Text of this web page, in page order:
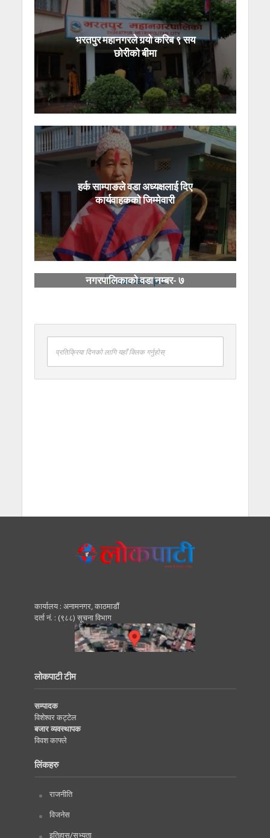
भरतपुर महानगरले गर्‍यो करिब ९ सय
छोरीको बीमा
हर्क साम्पाङले वडा अध्यक्षलाई दिए
कार्यवाहकको जिम्मेवारी
नगरपालिकाको वडा नम्बर- ७
प्रतिक्रिया दिनको लागि यहाँ क्लिक गर्नुहोस्
कार्यालय : अनामनगर, काठमाडाैं
दर्ता नं. : (९८८) सूचना विभाग
लोकपाटी टीम
सम्पादक
विशेश्वर कट्टेल
बजार व्यवस्थापक
विवश काफ्ले
लिंकहरु
राजनीति
विजनेस
इतिहास/सभ्यता